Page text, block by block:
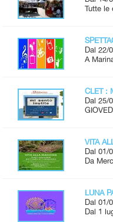
Tutte le
Dal 22/
A
CLET :
Dal 25/
VITA
Dal 01/
Da
LUNA
Dal 01/
Dal 1